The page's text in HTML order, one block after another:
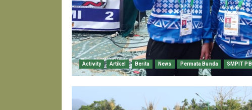
Activity Artikel Berita News Permata Bunda SMPIT PB